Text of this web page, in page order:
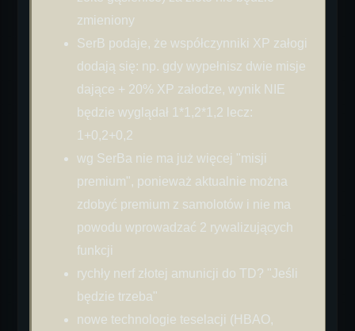
zmieniony
SerB podaje, że współczynniki XP załogi
dodają się: np. gdy wypełnisz dwie misje
dające + 20% XP załodze, wynik NIE
będzie wyglądał 1*1,2*1,2 lecz:
1+0,2+0,2
wg SerBa nie ma już więcej "misji
premium", ponieważ aktualnie można
zdobyć premium z samolotów i nie ma
powodu wprowadzać 2 rywalizujących
funkcji
rychły nerf złotej amunicji do TD? "Jeśli
będzie trzeba"
nowe technologie teselacji (HBAO,